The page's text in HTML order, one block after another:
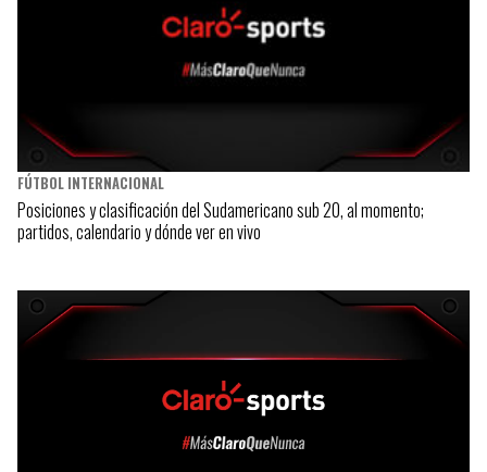
FÚTBOL INTERNACIONAL
Posiciones y clasificación del Sudamericano sub 20, al momento;
partidos, calendario y dónde ver en vivo